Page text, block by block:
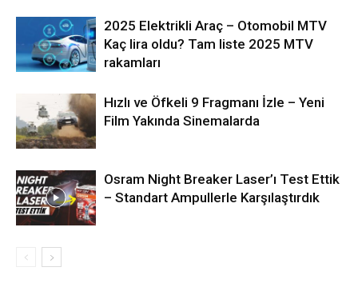
2025 Elektrikli Araç – Otomobil MTV
Kaç lira oldu? Tam liste 2025 MTV
rakamları
Hızlı ve Öfkeli 9 Fragmanı İzle – Yeni
Film Yakında Sinemalarda
Osram Night Breaker Laser’ı Test Ettik
– Standart Ampullerle Karşılaştırdık